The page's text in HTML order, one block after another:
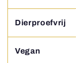
Dierproefvrij
Vegan